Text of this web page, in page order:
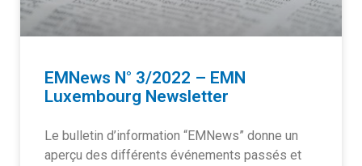
EMNews N° 3/2022 – EMN
Luxembourg Newsletter
Le bulletin d’information “EMNews” donne un
aperçu des différents événements passés et